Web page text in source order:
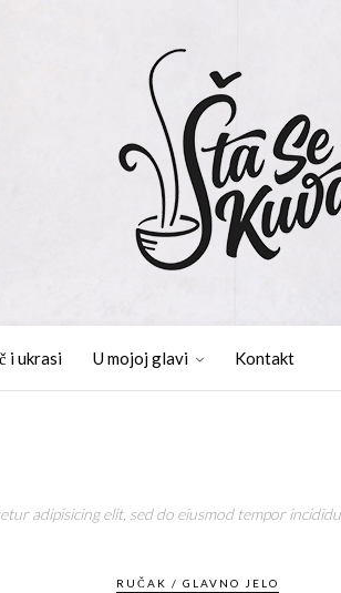
i ukrasi U mojoj glavi Kontakt
adipisicing elit, sed do eiusmod tempor
RUČAK / GLAVNO JELO